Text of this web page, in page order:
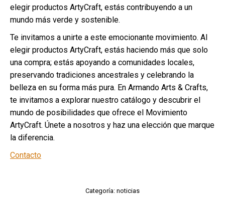
elegir productos ArtyCraft, estás contribuyendo a un
mundo más verde y sostenible.
Te invitamos a unirte a este emocionante movimiento. Al
elegir productos ArtyCraft, estás haciendo más que solo
una compra; estás apoyando a comunidades locales,
preservando tradiciones ancestrales y celebrando la
belleza en su forma más pura. En Armando Arts & Crafts,
te invitamos a explorar nuestro catálogo y descubrir el
mundo de posibilidades que ofrece el Movimiento
ArtyCraft. Únete a nosotros y haz una elección que marque
la diferencia.
Contacto
Categoría: noticias